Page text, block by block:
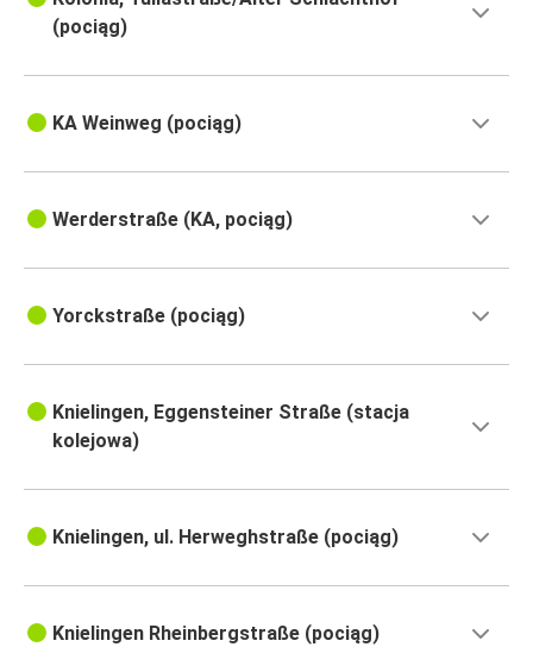
(pociąg)
KA Weinweg (pociąg)
Werderstraße (KA, pociąg)
Yorckstraße (pociąg)
Knielingen, Eggensteiner Straße (stacja
kolejowa)
Knielingen, ul. Herweghstraße (pociąg)
Knielingen Rheinbergstraße (pociąg)